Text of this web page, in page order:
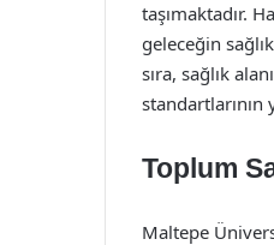
taşımaktadır.
geleceğin
sıra, sağlık
standartlarının
Toplum
Maltepe